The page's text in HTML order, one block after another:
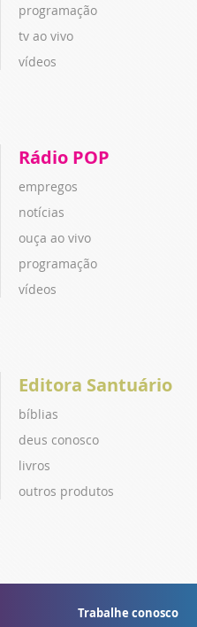
programação
tv ao vivo
vídeos
Rádio POP
empregos
notícias
ouça ao vivo
programação
vídeos
Editora Santuário
bíblias
deus conosco
livros
outros produtos
Trabalhe conosco